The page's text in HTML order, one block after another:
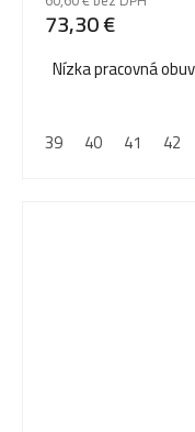
73,30 €
Nízka pracovná
39
40 41 42